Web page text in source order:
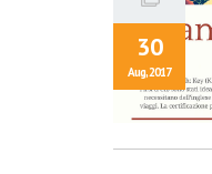
30
Aug, 2017